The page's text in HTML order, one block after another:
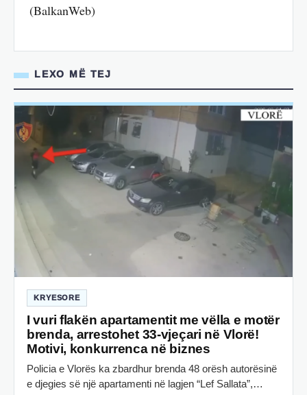
(BalkanWeb)
LEXO MË TEJ
KRYESORE
I vuri flakën apartamentit me vëlla e motër
brenda, arrestohet 33-vjeçari në Vlorë!
Motivi, konkurrenca në biznes
Policia e Vlorës ka zbardhur brenda 48 orësh autorësinë
e djegies së një apartamenti në lagjen “Lef Sallata”,…